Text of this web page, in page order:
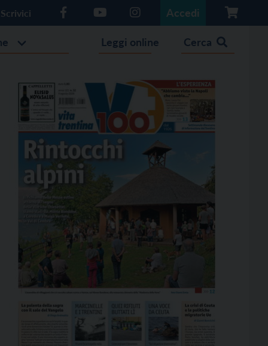
Scrivici Accedi
Leggi online Cerca